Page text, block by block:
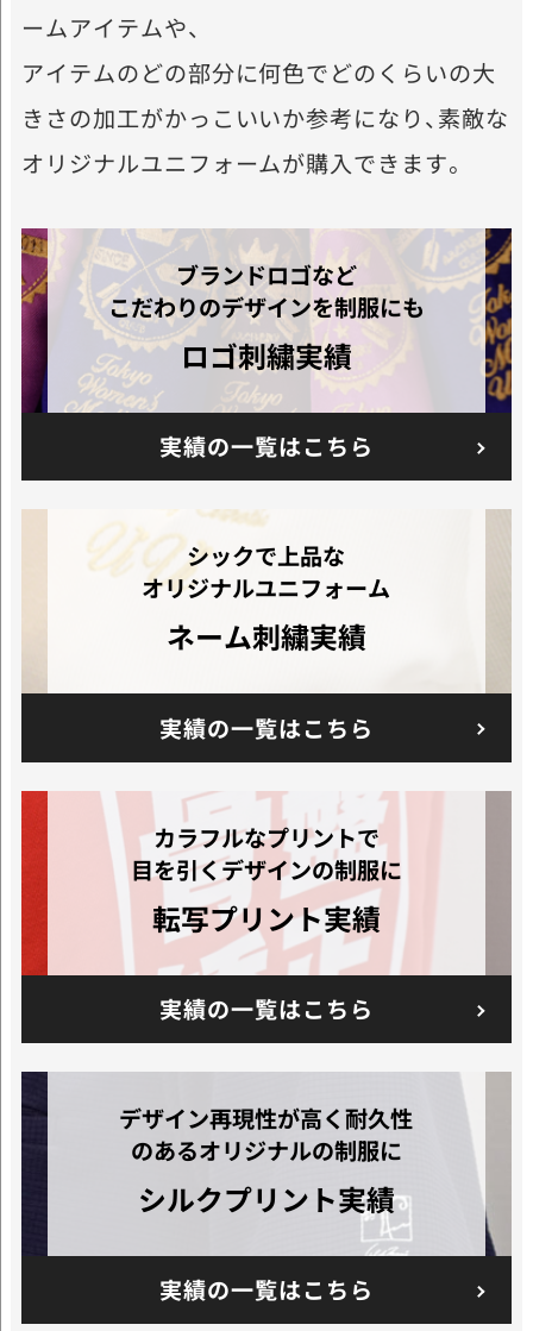
ームアイテムや、
アイテムのどの部分に何色でどのくらいの大
きさの加工がかっこいいか参考になり、素敵な
オリジナルユニフォームが購入できます。
ブランドロゴなど
こだわりのデザインを制服にも
ロゴ刺繍実績
実績の一覧はこちら
シックで上品な
オリジナルユニフォーム
ネーム刺繍実績
実績の一覧はこちら
カラフルなプリントで
目を引くデザインの制服に
転写プリント実績
実績の一覧はこちら
デザイン再現性が高く耐久性
のあるオリジナルの制服に
シルクプリント実績
実績の一覧はこちら